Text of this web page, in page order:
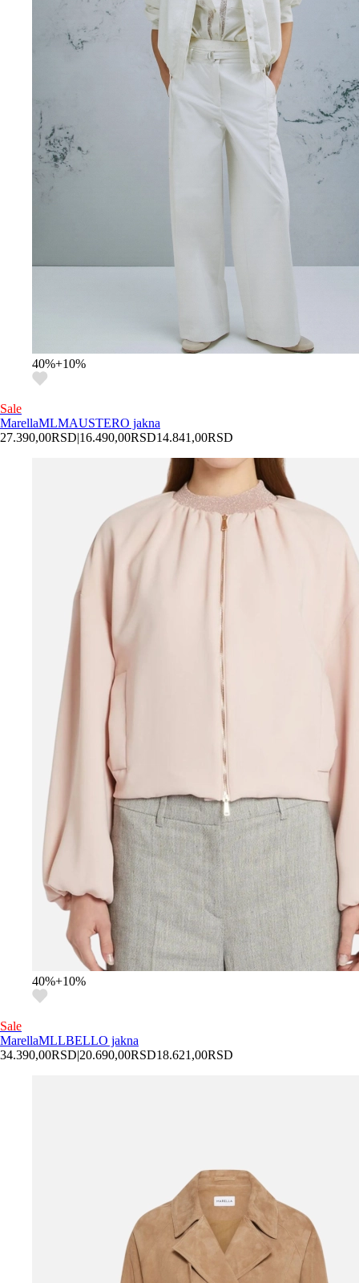
40%+10%
Sale
MarellaMLMAUSTERO jakna
27.390,00RSD|16.490,00RSD14.841,00RSD
40%+10%
Sale
MarellaMLLBELLO jakna
34.390,00RSD|20.690,00RSD18.621,00RSD